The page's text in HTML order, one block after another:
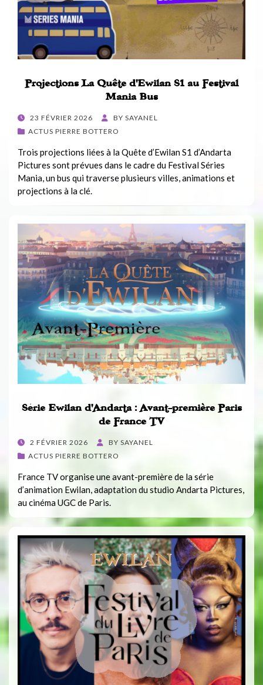
Projections La Quête d’Ewilan S1 au Festival
Mania Bus
POSTED
ON
23 FÉVRIER 2026 BY SAYANEL
ACTUS PIERRE BOTTERO
Trois projections liées à la Quête d’Ewilan S1 d’Andarta
Pictures sont prévues dans le cadre du Festival Séries
Mania, un bus qui traverse plusieurs villes, animations et
projections à la clé.
Série Ewilan d’Andarta : Avant-première Paris
de France TV
POSTED
ON
2 FÉVRIER 2026 BY SAYANEL
ACTUS PIERRE BOTTERO
France TV organise une avant-première de la série
d’animation Ewilan, adaptation du studio Andarta Pictures,
au cinéma UGC de Paris.